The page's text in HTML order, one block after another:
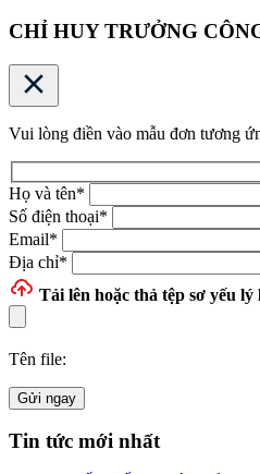
CHỈ HUY TRƯỞNG
Vui lòng điền vào mẫu đơn tương
Họ và tên*
Số điện thoại*
Email*
Địa chỉ*
Tải lên hoặc thả tệp sơ yếu lý
Tên file:
Gửi ngay
Tin tức mới nhất